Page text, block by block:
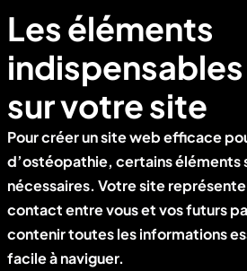
Les éléments
sur votre site
Pour créer un site web efficace
d’ostéopathie, certains éléments
nécessaires. Votre site
contact entre vous et vos futurs
contenir toutes les informations
facile à naviguer.